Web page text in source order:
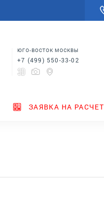
ЮГО-ВОСТОК МОСКВЫ
+7 (499) 550-33-02
ЗАЯВКА НА РАСЧЕТ